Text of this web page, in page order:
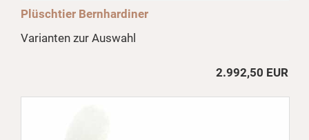
Plüschtier Bernhardiner
Varianten zur Auswahl
2.992,50 EUR